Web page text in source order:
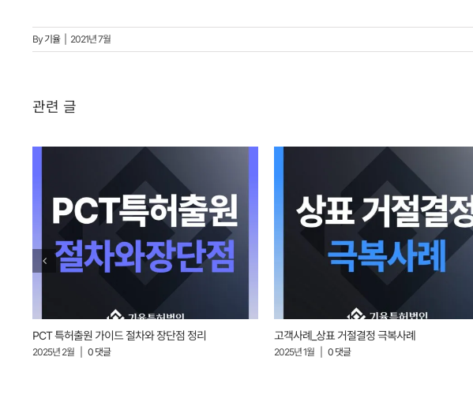
By기율 2021년 7월
관련 글
PCT 특허출원 가이드 절차와 장단점 정리
2025년 2월 0 댓글
고객사례_상표 거절결정 극복사례
2025년 1월 0 댓글